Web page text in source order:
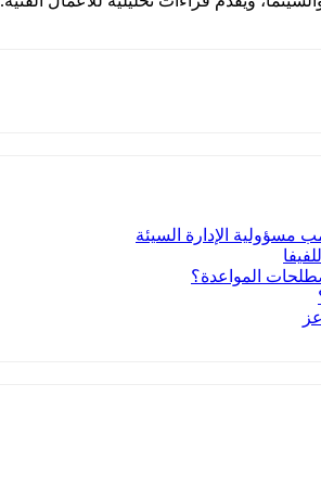
مسؤولية الإدارة السيئة
المواعدة؟